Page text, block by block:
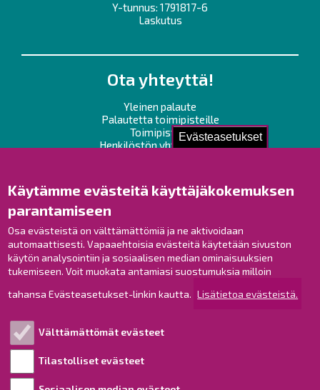
Evästeasetukset
Käytämme evästeitä käyttäjäkokemuksen
parantamiseen
Osa evästeistä on välttämättömiä ja ne aktivoidaan
automaattisesti. Vapaaehtoisia evästeitä käytetään sivuston
käytön analysointiin ja sosiaalisen median ominaisuuksien
tukemiseen. Voit muokata antamiasi suostumuksia milloin
tahansa Evästeasetukset-linkin kautta. Lisätietoa evästeistä.
Välttämättömät evästeet
Tilastolliset evästeet
Y-tunnus: 1791817-6
Laskutus
Ota yhteyttä!
Yleinen palaute
Palautetta toimipisteille
Toimipisteet
Henkilöstön yhteystiedot
Raahe Facebookissa
Raahe Instagramissa
Raahe LinkedInissä
Raahe YouTubessa
Esityslistat ja pöytäkirjat
Viranhaltijapäätökset